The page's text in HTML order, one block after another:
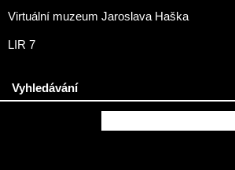
Virtuální muzeum Jaroslava Haška
LIR 7
Vyhledávání